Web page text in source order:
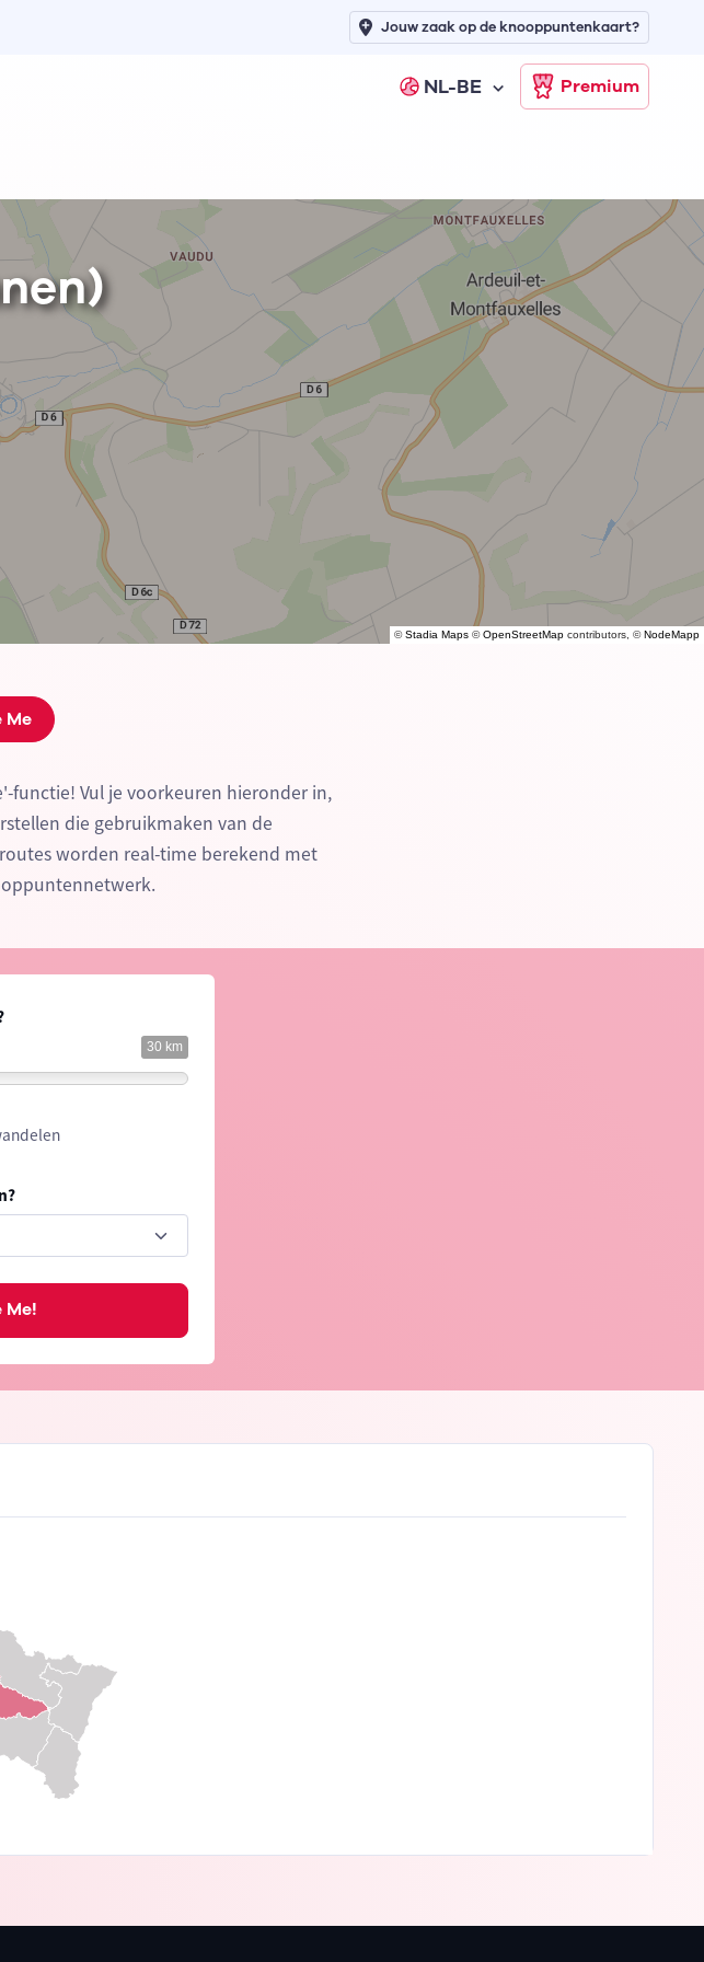
NL-BE Premium
Jouw zaak op de knooppuntenkaart?
©Stadia Maps ©OpenStreetMap contributors, ©NodeMapp
Me
functie! Vul je voorkeuren hieronder in,
die gebruikmaken van de
worden real-time berekend met
30 km
Me!